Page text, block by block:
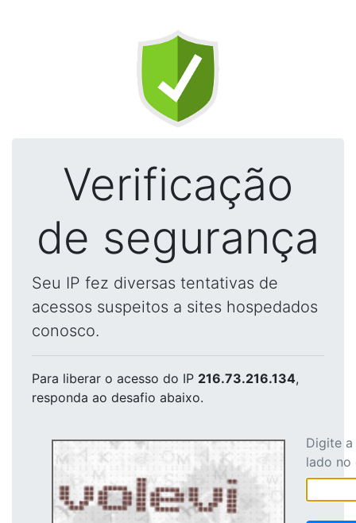
Verificação
de segurança
Seu IP fez diversas tentativas de
acessos suspeitos a sites hospedados
conosco.
Para liberar o acesso do IP 216.73.216.134,
responda ao desafio abaixo.
Digite
lado no